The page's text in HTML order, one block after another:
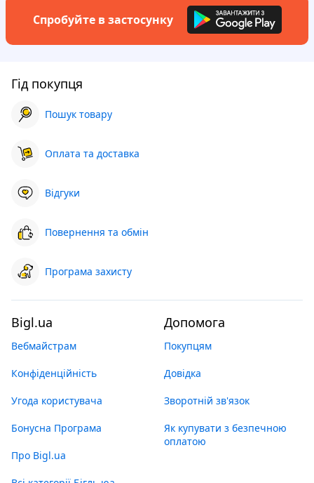
Спробуйте в застосунку
Гід покупця
Пошук товару
Оплата та доставка
Відгуки
Повернення та обмін
Програма захисту
Bigl.ua
Вебмайстрам
Конфіденційність
Угода користувача
Бонусна Програма
Про Bigl.ua
Допомога
Покупцям
Довідка
Зворотній зв'язок
Як купувати з безпечною
оплатою